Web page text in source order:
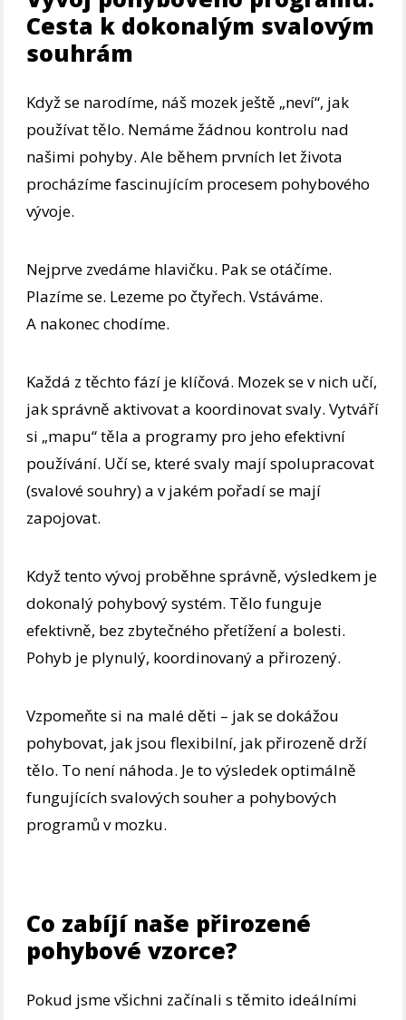
Cesta k dokonalým svalovým
souhrám
Když se narodíme, náš mozek ještě „neví“, jak
používat tělo. Nemáme žádnou kontrolu nad
našimi pohyby. Ale během prvních let života
procházíme fascinujícím procesem pohybového
vývoje.
Nejprve zvedáme hlavičku. Pak se otáčíme.
Plazíme se. Lezeme po čtyřech. Vstáváme.
A nakonec chodíme.
Každá z těchto fází je klíčová. Mozek se v nich učí,
jak správně aktivovat a koordinovat svaly. Vytváří
si „mapu“ těla a programy pro jeho efektivní
používání. Učí se, které svaly mají spolupracovat
(svalové souhry) a v jakém pořadí se mají
zapojovat.
Když tento vývoj proběhne správně, výsledkem je
dokonalý pohybový systém. Tělo funguje
efektivně, bez zbytečného přetížení a bolesti.
Pohyb je plynulý, koordinovaný a přirozený.
Vzpomeňte si na malé děti – jak se dokážou
pohybovat, jak jsou flexibilní, jak přirozeně drží
tělo. To není náhoda. Je to výsledek optimálně
fungujících svalových souher a pohybových
programů v mozku.
Co zabíjí naše přirozené
pohybové vzorce?
Pokud jsme všichni začínali s těmito ideálními